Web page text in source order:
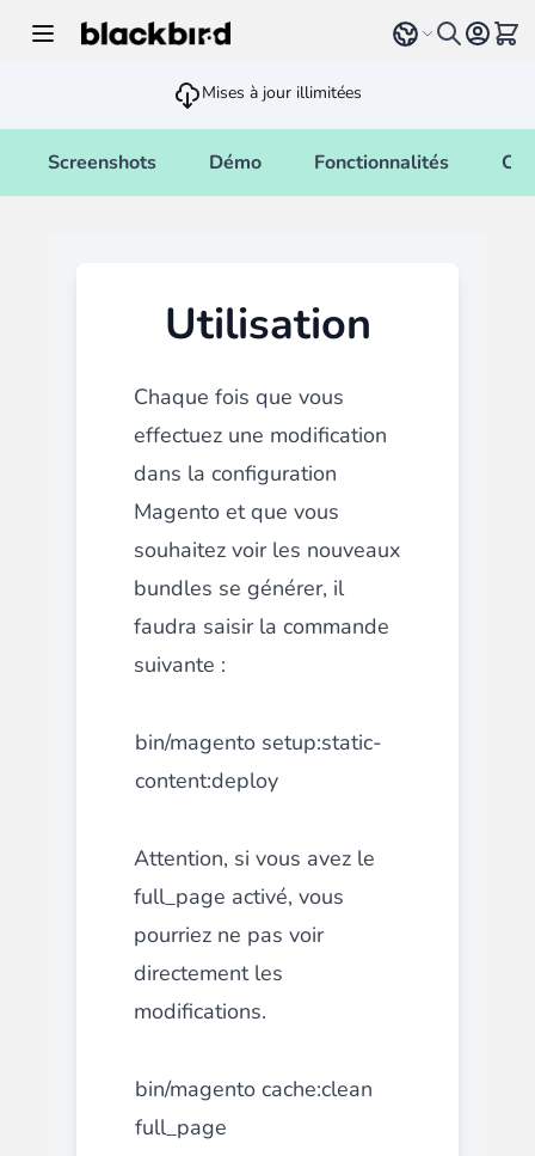
Select language
Voir
Mises à jour illimitées
Screenshots Démo Fonctionnalités
Utilisation
Chaque fois que vous
effectuez une modification
dans la configuration
Magento et que vous
souhaitez voir les nouveaux
bundles se générer, il
faudra saisir la commande
suivante :
bin/magento setup:static-
content:deploy
Attention, si vous avez le
full_page activé, vous
pourriez ne pas voir
directement les
modifications.
bin/magento cache:clean
full_page